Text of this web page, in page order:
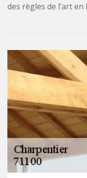
des règles de l’art en